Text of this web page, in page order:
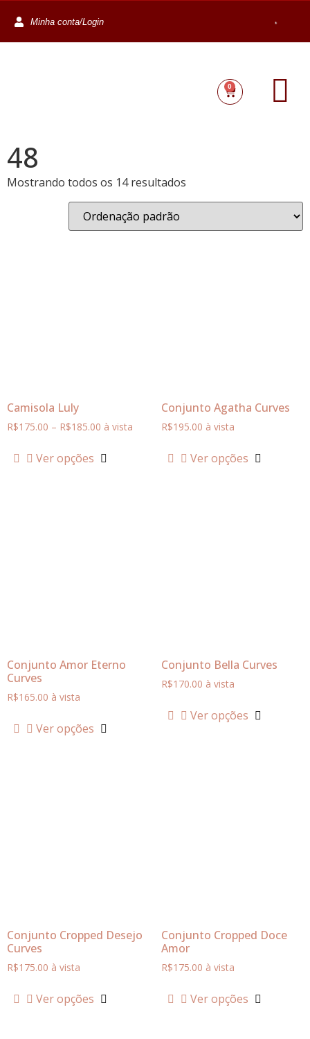
Minha conta/Login
0
48
Mostrando todos os 14 resultados
Camisola Luly
R$175.00 – R$185.00 à vista
Ver opções
Conjunto Agatha Curves
R$195.00 à vista
Ver opções
Conjunto Amor Eterno
Curves
R$165.00 à vista
Ver opções
Conjunto Bella Curves
R$170.00 à vista
Ver opções
Conjunto Cropped Desejo
Curves
R$175.00 à vista
Ver opções
Conjunto Cropped Doce
Amor
R$175.00 à vista
Ver opções